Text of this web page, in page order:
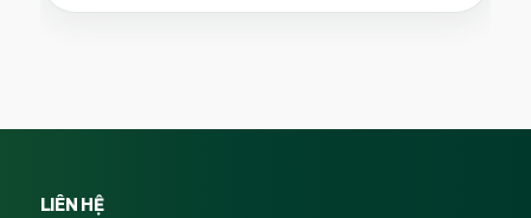
LIÊN HỆ